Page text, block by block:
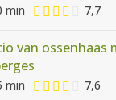
min 7,7
van
min 7,6